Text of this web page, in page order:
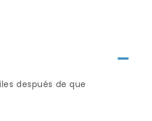
después de que